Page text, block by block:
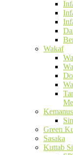
Wakaf
Green
Sasaka
Kuttab